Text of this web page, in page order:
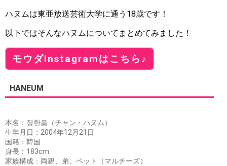
ハヌムは東亜放送芸術大学に通う18歳です！
以下ではそんなハヌムについてまとめてみました！
モウダInstagramはこちら♪
HANEUM
本名：장한음（チャン・ハヌム）
生年月日：2004年12月21日
国籍：韓国
身長：183cm
家族構成：両親、弟、ペット（マルチーズ）